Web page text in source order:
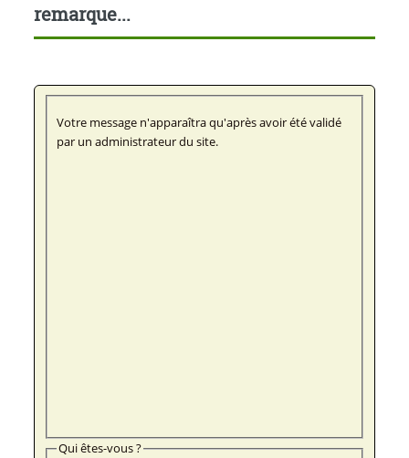
remarque...
Votre message n'apparaîtra qu'après avoir été validé
par un administrateur du site.
Qui êtes-vous ?